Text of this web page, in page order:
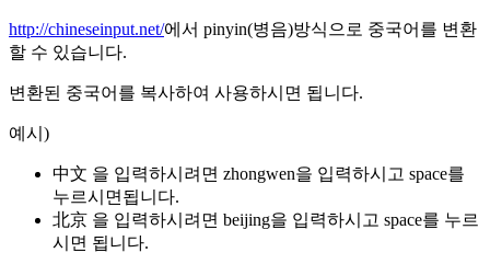
http://chineseinput.net/에서 pinyin(병음)방식으로 중국어를 변환
할 수 있습니다.
변환된 중국어를 복사하여 사용하시면 됩니다.
예시)
中文 을 입력하시려면 zhongwen을 입력하시고 space를
누르시면됩니다.
北京 을 입력하시려면 beijing을 입력하시고 space를 누르
시면 됩니다.